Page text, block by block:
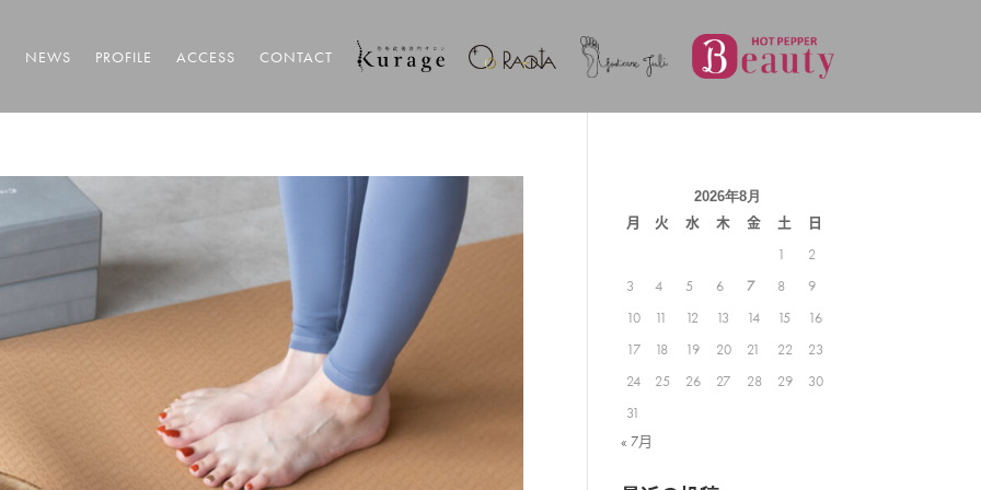
NEWS PROFILE ACCESS CONTACT
2026年8月
月 火 水 木 金 土
日
1
2
3
4 5 6 7 8
9
10
11 12 13 14 15
16
17
18 19 20 21 22
23
24
25 26 27 28 29
30
31
« 7月